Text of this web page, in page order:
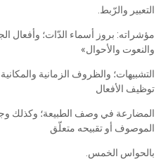
التعبير والرّبط.
مؤشراته: بروز أسماء الدّات؛ وأفعال
والنعوت والأحوال»
التشبيهات؛ والظروف الزمانية
توظيف الأفعال
المضارعة في وصف الطبيعة؛ وكذلك
الموصوف أو تقبيحه متعلّق
بالحواس الخمس.